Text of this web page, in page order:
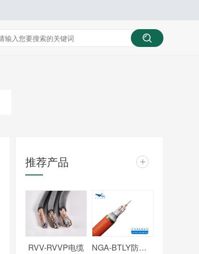
推荐产品 +
RVV-RVVP电缆 NGA-BTLY防火电缆